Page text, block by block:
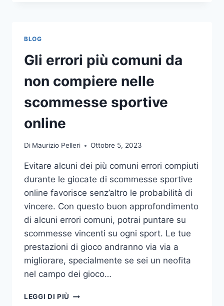
PULIZIA
DELLE
APPARECCHIATURE
DA
BLOG
Gli errori più comuni da
non compiere nelle
scommesse sportive
online
Di Maurizio Pelleri Ottobre 5, 2023
Evitare alcuni dei più comuni errori compiuti
durante le giocate di scommesse sportive
online favorisce senz’altro le probabilità di
vincere. Con questo buon approfondimento
di alcuni errori comuni, potrai puntare su
scommesse vincenti su ogni sport. Le tue
prestazioni di gioco andranno via via a
migliorare, specialmente se sei un neofita
nel campo dei gioco…
LEGGI DI PIÙ GLI